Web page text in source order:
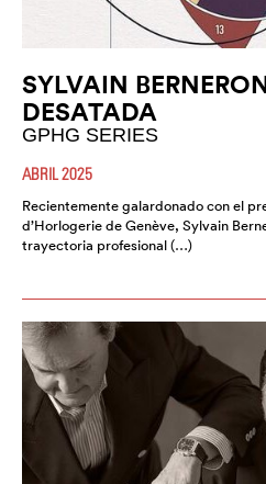
SYLVAIN
DESATADA
GPHG SERIES
ABRIL 2025
Recientemente galardonado con el
d’Horlogerie de Genève, Sylvain
trayectoria profesional (…)